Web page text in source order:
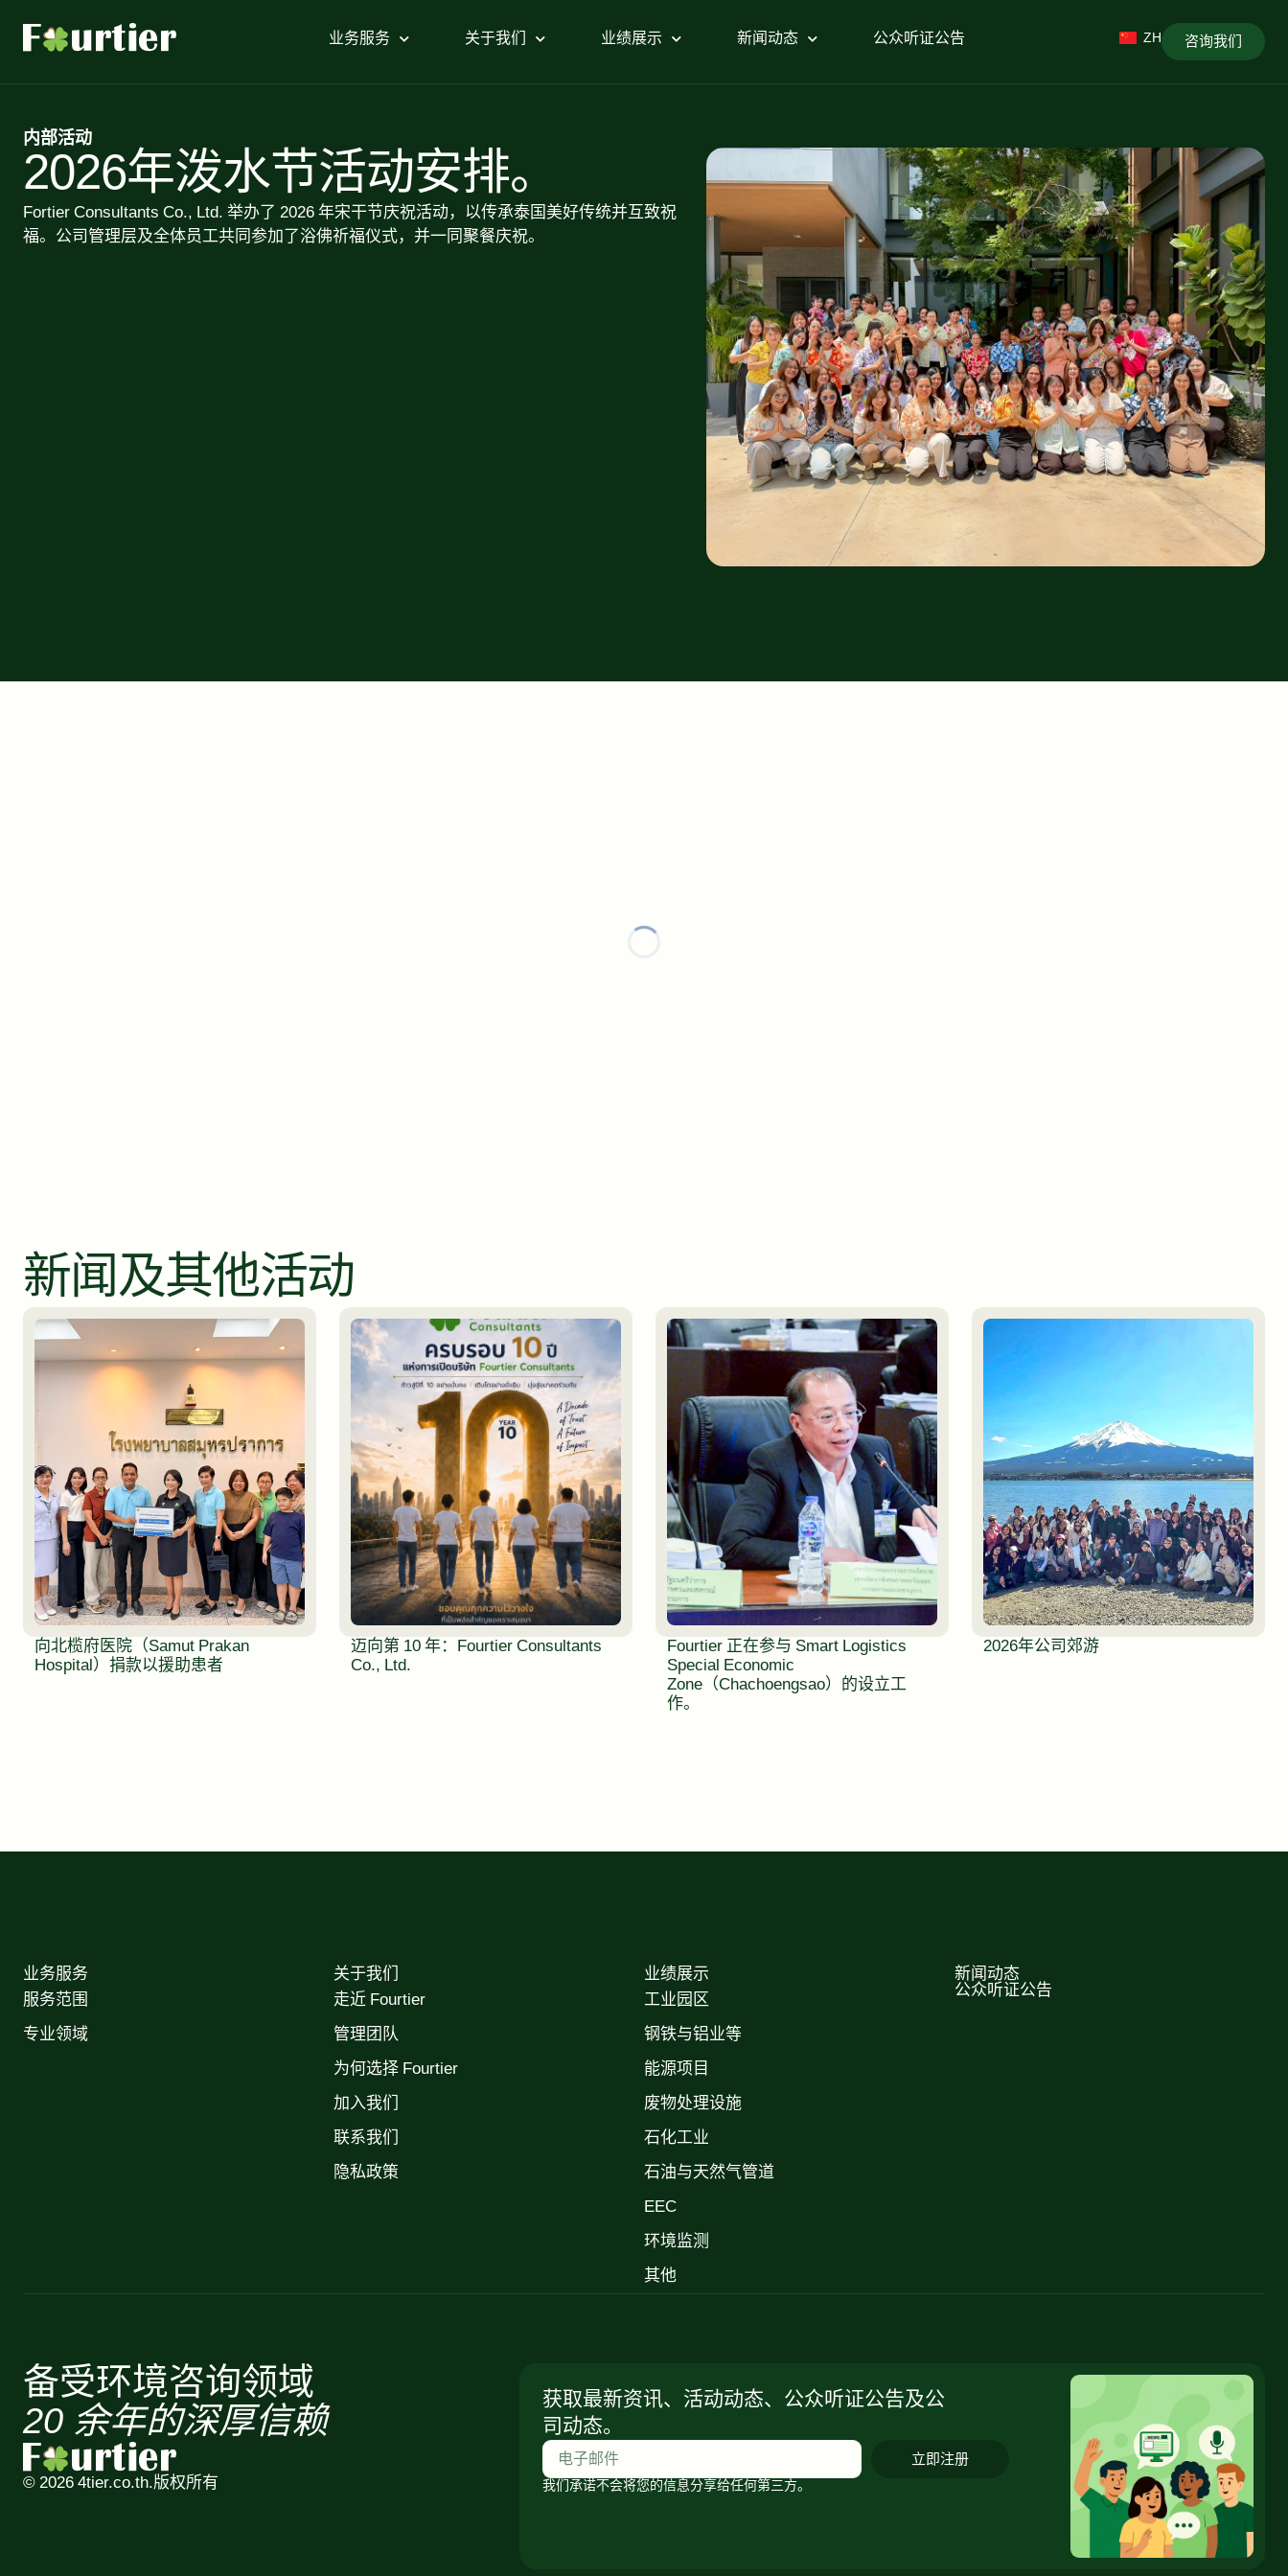
业务服务 关于我们 业绩展示 新闻动态 公众听证公告 ZH 咨询我们
内部活动
2026年泼水节活动安排。
Fortier Consultants Co., Ltd. 举办了 2026 年宋干节庆祝活动，以传承泰国美好传统并互致祝
福。公司管理层及全体员工共同参加了浴佛祈福仪式，并一同聚餐庆祝。
新闻及其他活动
向北榄府医院（Samut Prakan
Hospital）捐款以援助患者
迈向第 10 年：Fourtier Consultants
Co., Ltd.
Fourtier 正在参与 Smart Logistics
Special Economic
Zone（Chachoengsao）的设立工
作。
2026年公司郊游
业务服务
服务范围
专业领域
关于我们
走近 Fourtier
管理团队
为何选择 Fourtier
加入我们
联系我们
隐私政策
业绩展示
工业园区
钢铁与铝业等
能源项目
废物处理设施
石化工业
石油与天然气管道
EEC
环境监测
其他
新闻动态
公众听证公告
备受环境咨询领域
20 余年的深厚信赖
© 2026 4tier.co.th.版权所有
获取最新资讯、活动动态、公众听证公告及公
司动态。
立即注册
我们承诺不会将您的信息分享给任何第三方。